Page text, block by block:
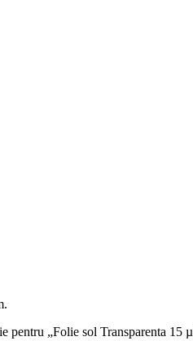
pentru „Folie sol Transparenta 15